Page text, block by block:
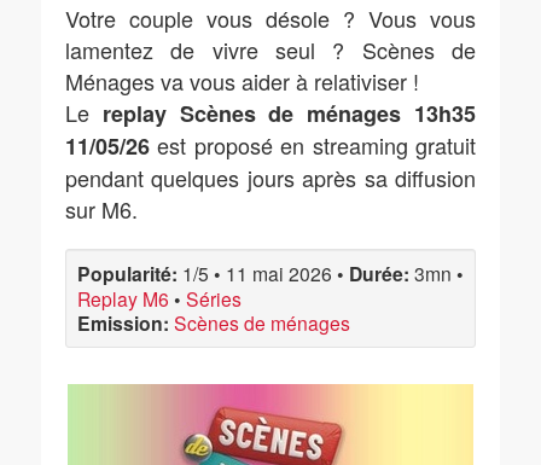
Votre couple vous désole ? Vous vous
lamentez de vivre seul ? Scènes de
Ménages va vous aider à relativiser !
Le replay Scènes de ménages 13h35
11/05/26 est proposé en streaming gratuit
pendant quelques jours après sa diffusion
sur M6.
Popularité: 1/5 • 11 mai 2026 • Durée: 3mn •
Replay M6 • Séries
Emission: Scènes de ménages